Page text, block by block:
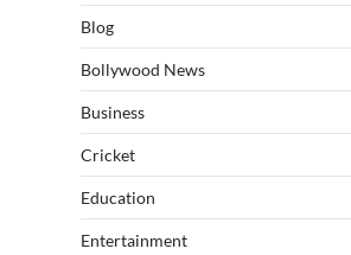
Blog
Bollywood News
Business
Cricket
Education
Entertainment